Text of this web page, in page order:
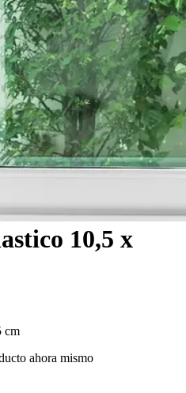
10,5 x
cm
ahora mismo